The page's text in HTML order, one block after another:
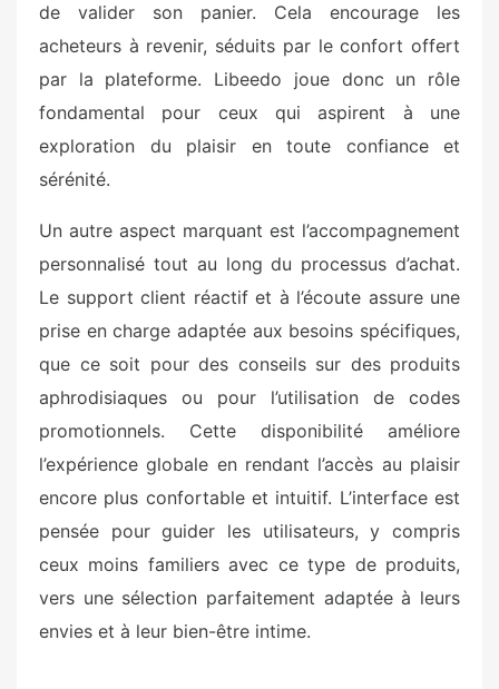
de valider son panier. Cela encourage les
acheteurs à revenir, séduits par le confort offert
par la plateforme. Libeedo joue donc un rôle
fondamental pour ceux qui aspirent à une
exploration du plaisir en toute confiance et
sérénité.
Un autre aspect marquant est l’accompagnement
personnalisé tout au long du processus d’achat.
Le support client réactif et à l’écoute assure une
prise en charge adaptée aux besoins spécifiques,
que ce soit pour des conseils sur des produits
aphrodisiaques ou pour l’utilisation de codes
promotionnels. Cette disponibilité améliore
l’expérience globale en rendant l’accès au plaisir
encore plus confortable et intuitif. L’interface est
pensée pour guider les utilisateurs, y compris
ceux moins familiers avec ce type de produits,
vers une sélection parfaitement adaptée à leurs
envies et à leur bien-être intime.